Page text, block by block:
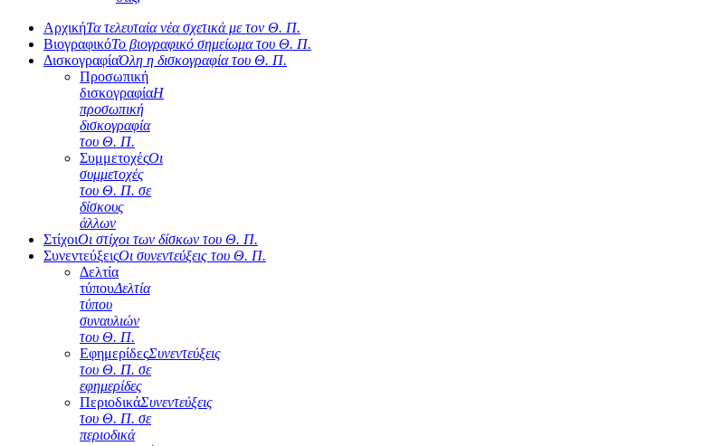
ΑρχικήΤα τελευταία νέα σχετικά με τον Θ. Π.
ΒιογραφικόΤο βιογραφικό σημείωμα του Θ. Π.
ΔισκογραφίαΌλη η δισκογραφία του Θ. Π.
Προσωπική
δισκογραφίαΗ
προσωπική
δισκογραφία
του Θ. Π.
ΣυμμετοχέςΟι
συμμετοχές
του Θ. Π. σε
δίσκους
άλλων
ΣτίχοιΟι στίχοι των δίσκων του Θ. Π.
ΣυνεντεύξειςΟι συνεντεύξεις του Θ. Π.
Δελτία
τύπουΔελτία
τύπου
συναυλιών
του Θ. Π.
ΕφημερίδεςΣυνεντεύξεις
του Θ. Π. σε
εφημερίδες
ΠεριοδικάΣυνεντεύξεις
του Θ. Π. σε
περιοδικά